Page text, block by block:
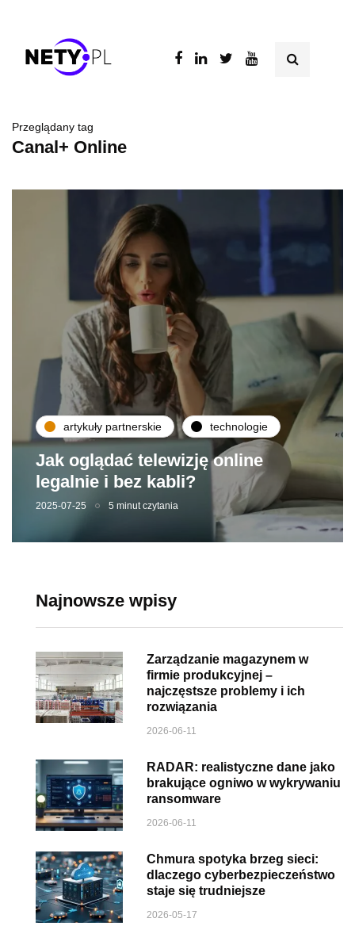
Przeglądany tag
Canal+ Online
artykuły partnerskie technologie
Jak oglądać telewizję online
legalnie i bez kabli?
2025-07-25 5 minut czytania
Najnowsze wpisy
Zarządzanie magazynem w
firmie produkcyjnej –
najczęstsze problemy i ich
rozwiązania
2026-06-11
RADAR: realistyczne dane jako
brakujące ogniwo w wykrywaniu
ransomware
2026-06-11
Chmura spotyka brzeg sieci:
dlaczego cyberbezpieczeństwo
staje się trudniejsze
2026-05-17